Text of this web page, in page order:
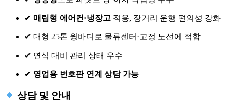
✔ 매립형 에어컨·냉장고 적용, 장거리 운행 편의성 강화
✔ 대형 25톤 윙바디로 물류센터·고정 노선에 적합
✔ 연식 대비 관리 상태 우수
✔ 영업용 번호판 연계 상담 가능
상담 및 안내